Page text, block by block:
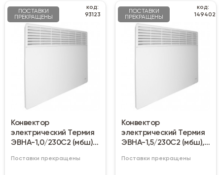
ПОСТАВКИ
ПРЕКРАЩЕНЫ
код:
93123
Конвектор
электрический Термия
ЭВНА-1,0/230С2 (мбш), 1
Поставки прекращены
ПОСТАВКИ
ПРЕКРАЩЕНЫ
код:
149402
Конвектор
электрический Термия
ЭВНА-1,5/230С2 (мбш),
Поставки прекращены